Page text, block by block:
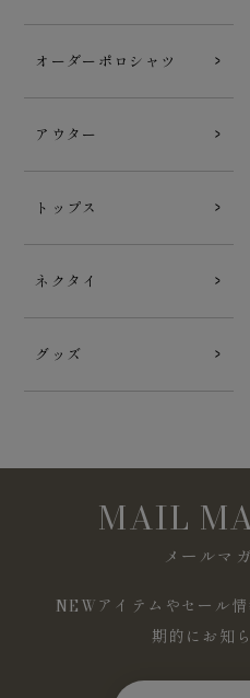
オーダーポロシャツ
アウター
トップス
ネクタイ
グッズ
MAIL
メールマ
NEWアイテムやセール
期的にお知